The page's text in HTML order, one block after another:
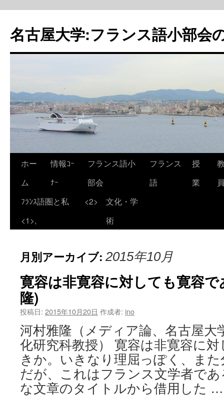
名古屋大学:フランス語小部会
ホー
ム
情報ｺｰ
ﾅｰ
フランス語小
部会
フランス
語
授
業
ﾌﾗﾝｽ語圏と私
<1>,
<2>
文化・学
術
月別アーカイブ: 2015年10月
寛容は非寛容に対しても寛容
隆)
投稿日: 2015年10月20日 作成者: ino
河村雅隆（メディア論、名古屋大
化研究科教授） 寛容は非寛容に
きか。いきなり理屈っぽく、ま
だが、これはフランス文学者で
な文章のタイトルから借用した